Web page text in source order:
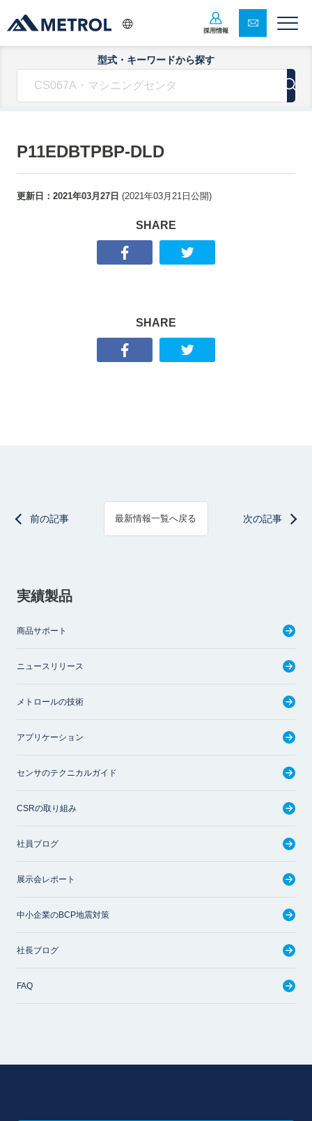
採用情報
型式・キーワードから探す
P11EDBTPBP-DLD
更新日： 2021年03月27日 (2021年03月21日 公開)
SHARE
SHARE
前の記事 最新情報一覧へ戻る 次の記事
実績製品
商品サポート
ニュースリリース
メトロールの技術
アプリケーション
センサのテクニカルガイド
CSRの取り組み
社員ブログ
展示会レポート
中小企業のBCP地震対策
社長ブログ
FAQ